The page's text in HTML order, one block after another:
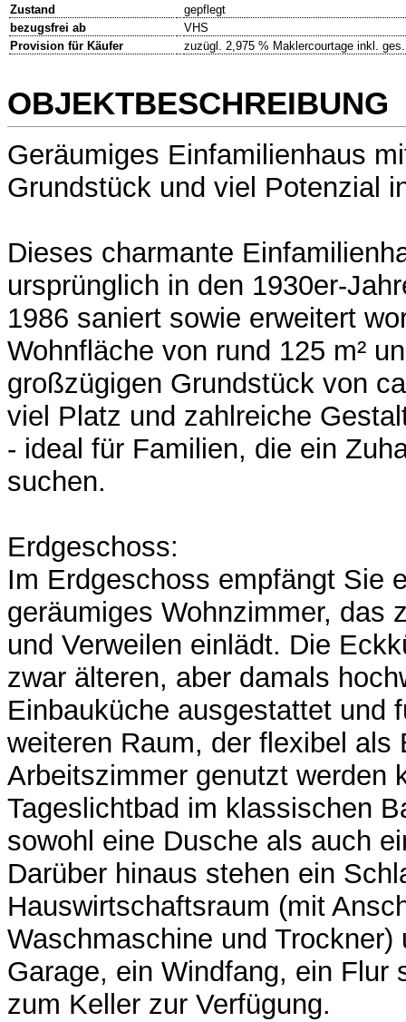
Zustand
gepflegt
bezugsfrei ab
VHS
Provision für Käufer
zuzügl. 2,975 % Maklercourtage inkl.
OBJEKTBESCHREIBUNG
Geräumiges Einfamilienhaus
Grundstück und viel Potenzial
Dieses charmante
ursprünglich in den 1930er-
1986 saniert sowie erweitert
Wohnfläche von rund 125 m²
großzügigen Grundstück von
viel Platz und zahlreiche
- ideal für Familien, die ein
suchen.
Erdgeschoss:
Im Erdgeschoss empfängt Sie
geräumiges Wohnzimmer, das
und Verweilen einlädt. Die
zwar älteren, aber damals
Einbauküche ausgestattet und
weiteren Raum, der flexibel als
Arbeitszimmer genutzt werden
Tageslichtbad im klassischen
sowohl eine Dusche als auch
Darüber hinaus stehen ein
Hauswirtschaftsraum (mit
Waschmaschine und Trockner)
Garage, ein Windfang, ein Flur
zum Keller zur Verfügung.